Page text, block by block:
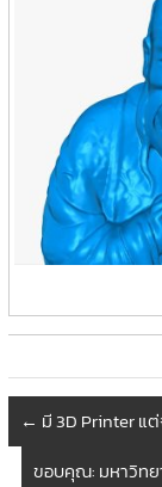
← มี 3D Printer แต่
ขอบคุณ: มหาวิท